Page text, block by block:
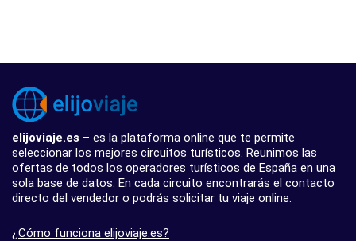
elijoviaje.es – es la plataforma online que te permite
seleccionar los mejores circuitos turísticos. Reunimos las
ofertas de todos los operadores turísticos de España en una
sola base de datos. En cada circuito encontrarás el contacto
directo del vendedor o podrás solicitar tu viaje online.
¿Cómo funciona elijoviaje.es?